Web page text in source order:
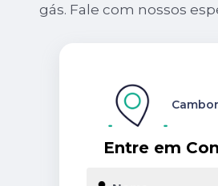
gás. Fale com nossos
Entre em